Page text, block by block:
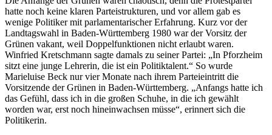
hatte noch keine klaren Parteistrukturen, und vor allem gab es
wenige Politiker mit parlamentarischer Erfahrung. Kurz vor der
Landtagswahl in Baden-Württemberg 1980 war der Vorsitz der
Grünen vakant, weil Doppelfunktionen nicht erlaubt waren.
Winfried Kretschmann sagte damals zu seiner Partei: „In Pforzheim
sitzt eine junge Lehrerin, die ist ein Politiktalent.“ So wurde
Marieluise Beck nur vier Monate nach ihrem Parteieintritt die
Vorsitzende der Grünen in Baden-Württemberg. „Anfangs hatte ich
das Gefühl, dass ich in die großen Schuhe, in die ich gewählt
worden war, erst noch hineinwachsen müsse“, erinnert sich die
Politikerin.